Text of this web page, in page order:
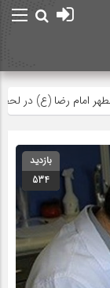
رضا (ع) در لحظه
بازدید
534